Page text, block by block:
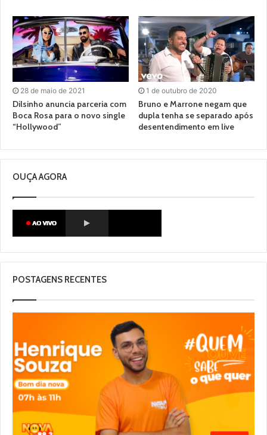
28 de maio de 2021
Dilsinho anuncia parceria com
Boca Rosa para o novo single
“Hollywood”
1 de outubro de 2020
Bruno e Marrone negam que
dupla tenha se separado após
desentendimento em live
OUÇA AGORA
POSTAGENS RECENTES